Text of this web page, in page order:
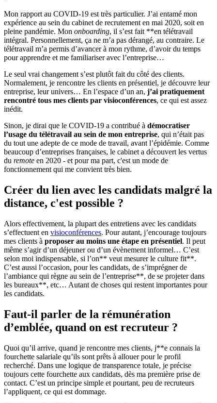
Mon rapport au COVID-19 est très particulier. J’ai entamé mon
expérience au sein du cabinet de recrutement en mai 2020, soit en
pleine pandémie. Mon onboarding, il s’est fait **en télétravail
intégral. Personnellement, ça ne m’a pas dérangé, au contraire. Le
télétravail m’a permis d’avancer à mon rythme, d’avoir du temps
pour apprendre et me familiariser avec l’entreprise…
Le seul vrai changement s’est plutôt fait du côté des clients.
Normalement, je rencontre les clients en présentiel, je découvre leur
entreprise, leur univers… En l’espace d’un an, j’ai pratiquement
rencontré tous mes clients par visioconférences, ce qui est assez
inédit.
Sinon, je dirai que le COVID-19 a contribué à démocratiser
l’usage du télétravail au sein de mon entreprise, qui n’était pas
du tout une adepte de ce mode de travail, avant l’épidémie. Comme
beaucoup d’entreprises françaises, le cabinet a découvert les vertus
du remote en 2020 - et pour ma part, c'est un mode de
fonctionnement qui me convient très bien.
Créer du lien avec les candidats malgré la
distance, c'est possible ?
Alors effectivement, la plupart des entretiens avec les candidats
s’effectuent en visioconférences. Pour autant, j’encourage toujours
mes clients à proposer au moins une étape en présentiel. Il peut
même s’agir d’un déjeuner ou d’un évènement informel… C’est
selon moi indispensable, si l’on** veut mesurer le culture fit**.
C’est aussi l’occasion, pour les candidats, de s’imprégner de
l’ambiance qui règne au sein de l’entreprise**, de se projeter dans
les bureaux**, etc… Autant de choses qui restent importantes pour
les candidats.
Faut-il parler de la rémunération
d’emblée, quand on est recruteur ?
Quoi qu’il arrive, quand je rencontre mes clients, j**e connais la
fourchette salariale qu’ils sont prêts à allouer pour le profil
recherché. Dans une logique de transparence totale, je précise
toujours cette fourchette aux candidats, dès ma première prise de
contact. C’est un principe simple et pourtant, peu de recruteurs
l’appliquent, ce qui est dommage.